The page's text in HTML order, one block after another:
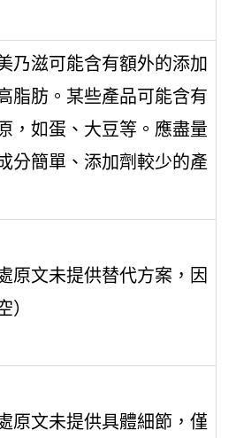
乃滋可能含有額外的添加
脂肪。某些產品可能含有
，如蛋、大豆等。應盡量
分簡單、添加劑較少的產
原文未提供替代方案，因
）
原文未提供具體細節，僅